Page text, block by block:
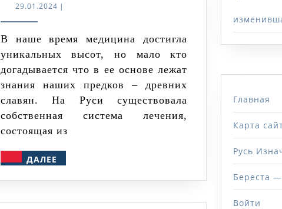
29.01.202429.01.2024
|
В наше время медицина достигла
уникальных высот, но мало кто
догадывается что в ее основе лежат
знания наших предков – древних
славян. На Руси существовала
собственная система лечения,
состоящая из
ДАЛЕЕ
Главная
Карта
Русь
Береста
Войти